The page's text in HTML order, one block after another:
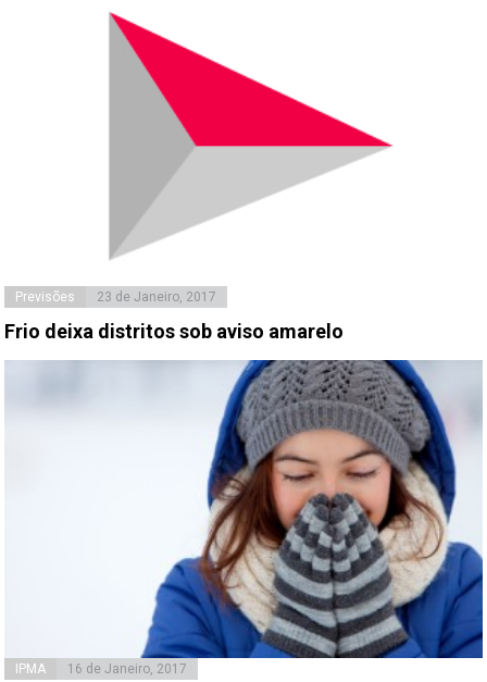
Previsões 23 de Janeiro, 2017
Frio deixa distritos sob aviso amarelo
IPMA 16 de Janeiro, 2017